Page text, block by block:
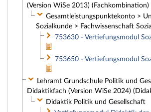
(Version WiSe 2013) (Fachkombination)
Gesamtleistungspunktekonto >
Sozialkunde > Fachwissenschaft
753630 - Vertiefungsmodul
753650 - Vertiefungsmodul
Lehramt Grundschule Politik und
Didaktikfach (Version WiSe 2024)
Didaktik Politik und Gesellschaft